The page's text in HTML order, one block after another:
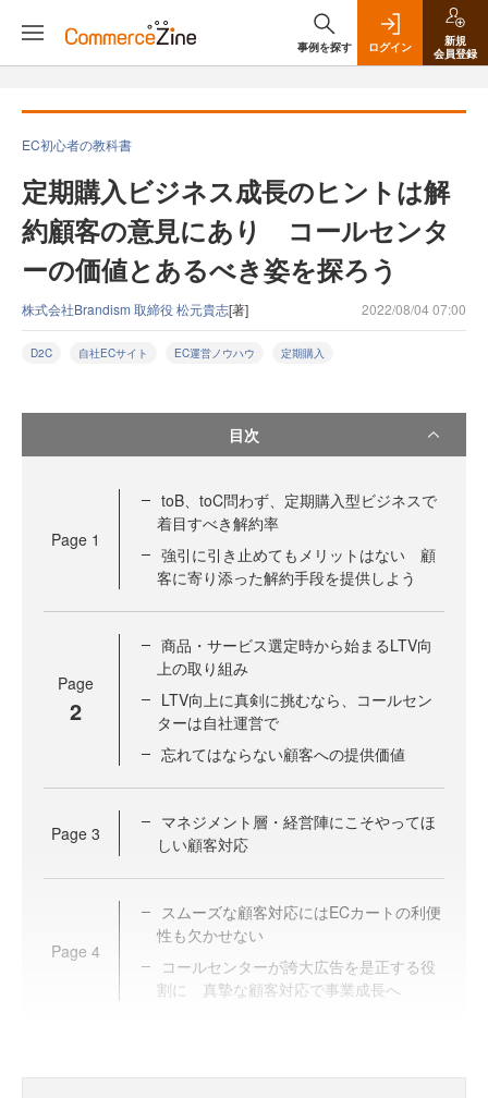
事例を探す ログイン
新規
会員登録
EC初心者の教科書
定期購入ビジネス成長のヒントは解
約顧客の意見にあり コールセンタ
ーの価値とあるべき姿を探ろう
株式会社Brandism 取締役 松元貴志[著] 2022/08/04 07:00
D2C 自社ECサイト EC運営ノウハウ 定期購入
目次
Page 1
toB、toC問わず、定期購入型ビジネスで
着目すべき解約率
強引に引き止めてもメリットはない 顧
客に寄り添った解約手段を提供しよう
Page
2
商品・サービス選定時から始まるLTV向
上の取り組み
LTV向上に真剣に挑むなら、コールセン
ターは自社運営で
忘れてはならない顧客への提供価値
Page 3
マネジメント層・経営陣にこそやってほ
しい顧客対応
Page 4
スムーズな顧客対応にはECカートの利便
性も欠かせない
コールセンターが誇大広告を是正する役
割に 真摯な顧客対応で事業成長へ